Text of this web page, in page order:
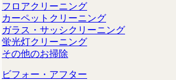
フロアクリーニング
カーペットクリーニング
ガラス・サッシクリーニング
蛍光灯クリーニング
その他のお掃除
ビフォー・アフター